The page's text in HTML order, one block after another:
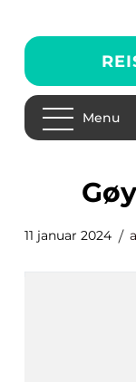
Menu
11 januar 2024